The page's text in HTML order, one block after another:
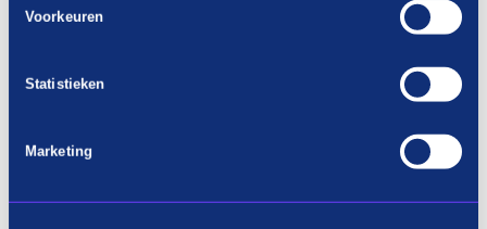
Voorkeuren
Statistieken
Marketing